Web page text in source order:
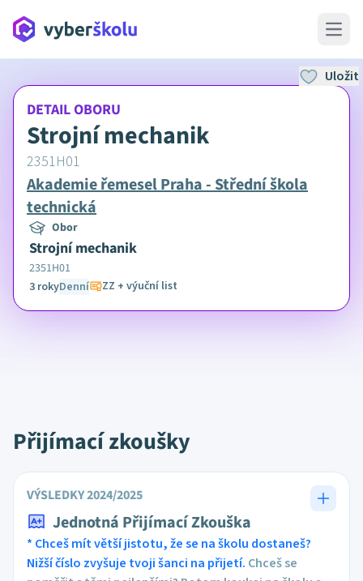
Open
DETAIL OBORU
Strojní mechanik
2351H01
Akademie řemesel Praha - Střední škola
technická
Obor
Strojní mechanik
2351H01
3 rokyDenní ZZ + výuční list
Uložit
Přijímací zkoušky
VÝSLEDKY 2024/2025
Jednotná Přijímací Zkouška
* Chceš mít větší jistotu, že se na školu dostaneš?
Nižší číslo zvyšuje tvoji šanci na přijetí. Chceš se